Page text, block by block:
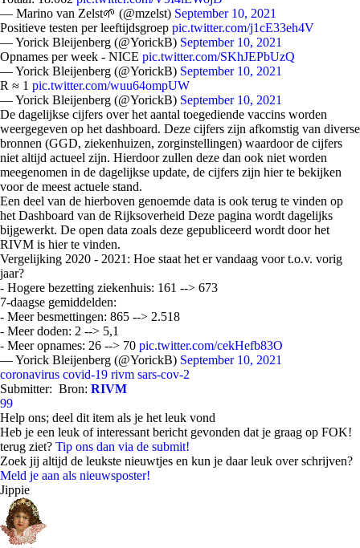
— Marino van Zelst🌱 (@mzelst) September 10, 2021
Positieve testen per leeftijdsgroep pic.twitter.com/j1cE33eh4V
— Yorick Bleijenberg (@YorickB) September 10, 2021
Opnames per week - NICE pic.twitter.com/SKhJEPbUzQ
— Yorick Bleijenberg (@YorickB) September 10, 2021
R ≈ 1 pic.twitter.com/wuu64ompUW
— Yorick Bleijenberg (@YorickB) September 10, 2021
De dagelijkse cijfers over het aantal toegediende vaccins worden
weergegeven op het dashboard. Deze cijfers zijn afkomstig van diverse
bronnen (GGD, ziekenhuizen, zorginstellingen) waardoor de cijfers
niet altijd actueel zijn. Hierdoor zullen deze dan ook niet worden
meegenomen in de dagelijkse update, de cijfers zijn hier te bekijken
voor de meest actuele stand.
Een deel van de hierboven genoemde data is ook terug te vinden op
het Dashboard van de Rijksoverheid Deze pagina wordt dagelijks
bijgewerkt. De open data zoals deze gepubliceerd wordt door het
RIVM is hier te vinden.
Vergelijking 2020 - 2021: Hoe staat het er vandaag voor t.o.v. vorig
jaar?
- Hogere bezetting ziekenhuis: 161 --> 673
7-daagse gemiddelden:
- Meer besmettingen: 865 --> 2.518
- Meer doden: 2 --> 5,1
- Meer opnames: 26 --> 70 pic.twitter.com/cekHefb83O
— Yorick Bleijenberg (@YorickB) September 10, 2021
coronavirus covid-19 rivm sars-cov-2
Submitter: Bron: RIVM
99
Help ons; deel dit item als je het leuk vond
Heb je een leuk of interessant bericht gevonden dat je graag op FOK!
terug ziet? Tip ons dan via de submit!
Zoek jij altijd de leukste nieuwtjes en kun je daar leuk over schrijven?
Meld je aan als nieuwsposter!
Jippie